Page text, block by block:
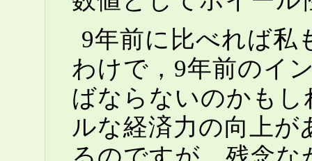
9年前に比べれば私
わけで，9年前のイ
ばならないのかも
ルな経済力の向上が